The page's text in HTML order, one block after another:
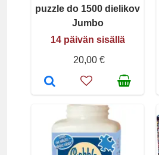
puzzle do 1500 dielikov
Jumbo
14 päivän sisällä
20,00 €